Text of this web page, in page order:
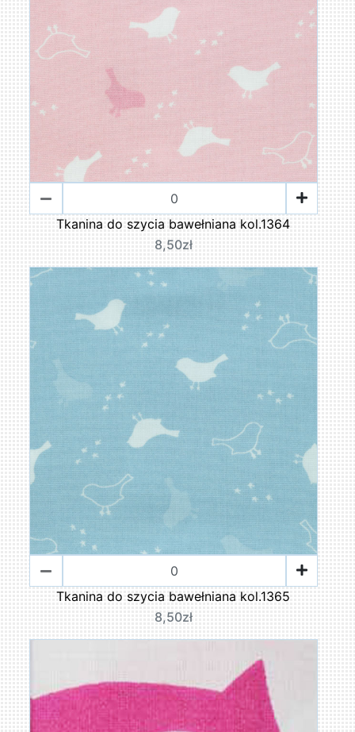
Tkanina do szycia bawełniana kol.1364
8,50zł
Tkanina do szycia bawełniana kol.1365
8,50zł